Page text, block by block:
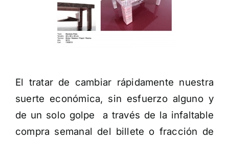
El tratar de cambiar rápidamente nuestra
suerte económica, sin esfuerzo alguno y
de un solo golpe a través de la infaltable
compra semanal del billete o fracción de